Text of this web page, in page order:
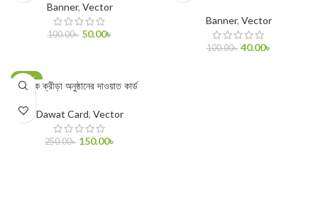
Banner, Vector
100.00৳ 50.00৳
Banner, Vector
100.00৳ 40.00৳
-40%
বার্ষিক ক্রীড়া অনুষ্ঠানের দাওয়াত কার্ড
Dawat Card, Vector
250.00৳ 150.00৳